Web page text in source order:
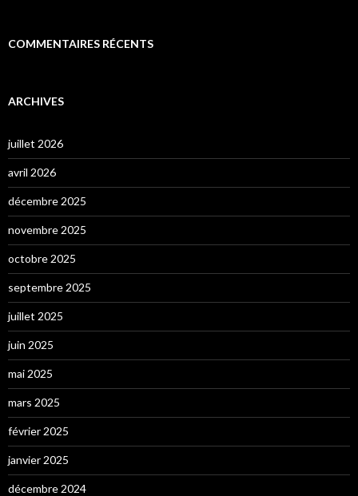
COMMENTAIRES RÉCENTS
ARCHIVES
juillet 2026
avril 2026
décembre 2025
novembre 2025
octobre 2025
septembre 2025
juillet 2025
juin 2025
mai 2025
mars 2025
février 2025
janvier 2025
décembre 2024